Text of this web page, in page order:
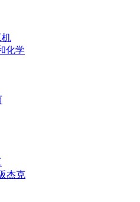
机
化学
杰克